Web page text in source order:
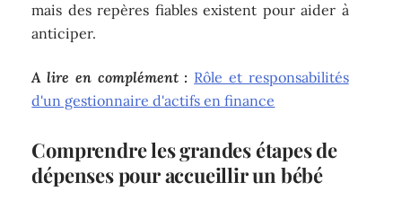
mais des repères fiables existent pour aider à
anticiper.
A lire en complément : Rôle et responsabilités
d'un gestionnaire d'actifs en finance
Comprendre les grandes étapes de
dépenses pour accueillir un bébé